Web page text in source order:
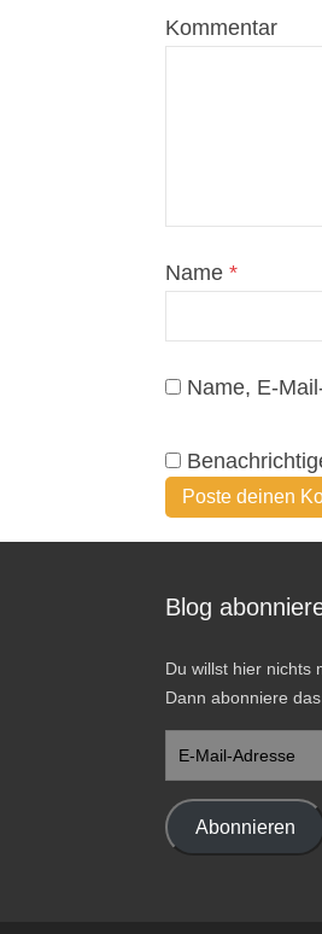
Kommentar
Name *
Name, E-
Blog
Du willst hier nichts
Dann abonniere das
Adresse
Abonnieren